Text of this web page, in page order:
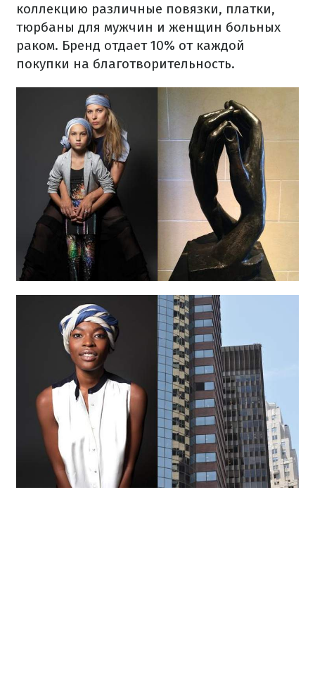
коллекцию различные повязки, платки,
тюрбаны для мужчин и женщин больных
раком. Бренд отдает 10% от каждой
покупки на благотворительность.